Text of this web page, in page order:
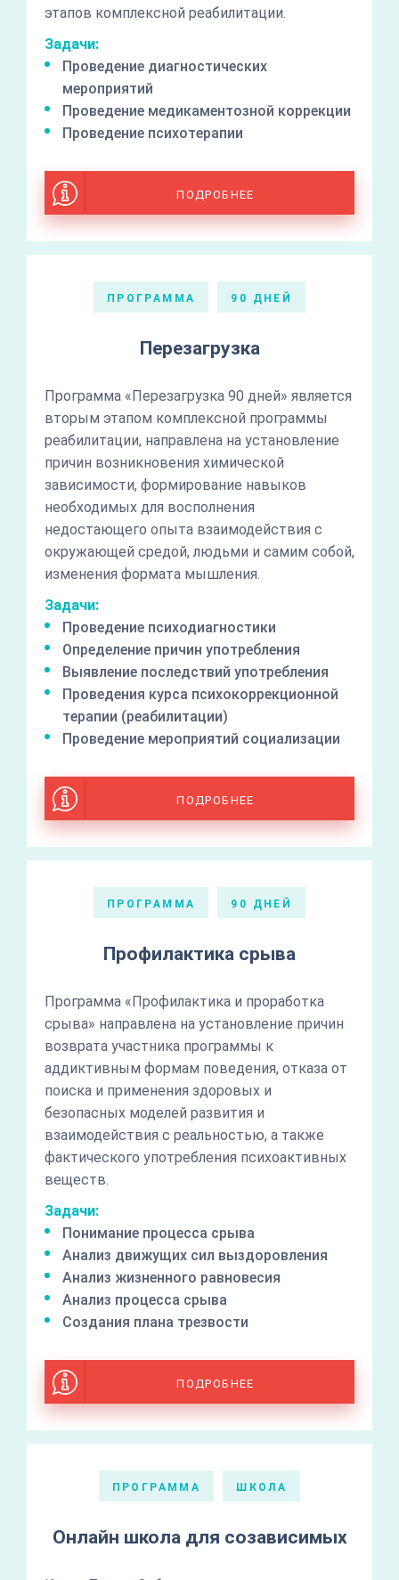
этапов комплексной реабилитации.
Задачи:
Проведение диагностических
мероприятий
Проведение медикаментозной коррекции
Проведение психотерапии
ПОДРОБНЕЕ
ПРОГРАММА 90 ДНЕЙ
Перезагрузка
Программа «Перезагрузка 90 дней» является
вторым этапом комплексной программы
реабилитации, направлена на установление
причин возникновения химической
зависимости, формирование навыков
необходимых для восполнения
недостающего опыта взаимодействия с
окружающей средой, людьми и самим собой,
изменения формата мышления.
Задачи:
Проведение психодиагностики
Определение причин употребления
Выявление последствий употребления
Проведения курса психокоррекционной
терапии (реабилитации)
Проведение мероприятий социализации
ПОДРОБНЕЕ
ПРОГРАММА 90 ДНЕЙ
Профилактика срыва
Программа «Профилактика и проработка
срыва» направлена на установление причин
возврата участника программы к
аддиктивным формам поведения, отказа от
поиска и применения здоровых и
безопасных моделей развития и
взаимодействия с реальностью, а также
фактического употребления психоактивных
веществ.
Задачи:
Понимание процесса срыва
Анализ движущих сил выздоровления
Анализ жизненного равновесия
Анализ процесса срыва
Создания плана трезвости
ПОДРОБНЕЕ
ПРОГРАММА ШКОЛА
Онлайн школа для созависимых